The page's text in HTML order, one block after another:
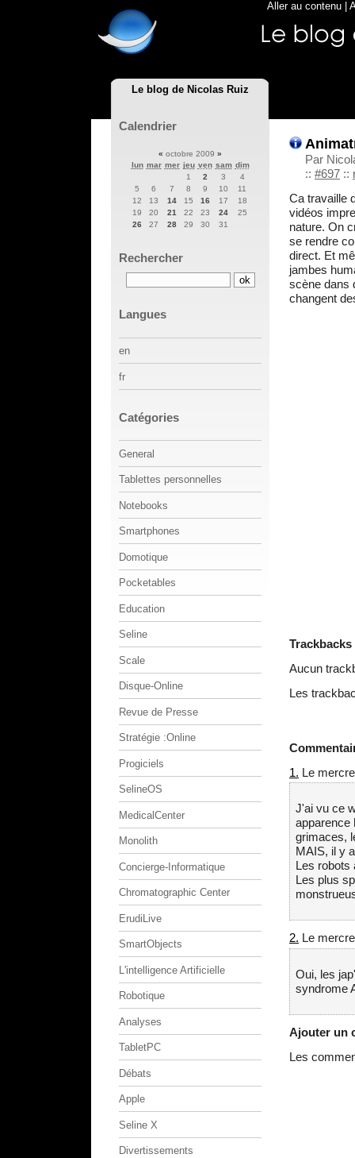
Le blog de Nicolas Ruiz
Aller au contenu
Par
:: #697 ::
Ca travaille
vidéos
nature. On
se rendre
direct. Et
jambes
scène dans
changent
Trackbacks
Aucun
Les
1. Le
J'ai vu ce
apparence
grimaces,
MAIS, il y
Les robots
Les plus
2. Le
Oui, les
syndrome
Ajouter un
Les
Calendrier
« octobre 2009 »
lun mar mer jeu ven sam dim
1
2 3
4
5
6 7 8 9 10
11
12
13 14 15 16 17
18
19
20 21 22 23 24
25
26
27 28 29 30 31
Rechercher
Langues
en
fr
Catégories
General
Tablettes personnelles
Notebooks
Smartphones
Domotique
Pocketables
Education
Seline
Scale
Disque-Online
Revue de Presse
Stratégie :Online
Progiciels
SelineOS
MedicalCenter
Monolith
Concierge-Informatique
Chromatographic Center
ErudiLive
SmartObjects
L'intelligence Artificielle
Robotique
Analyses
TabletPC
Débats
Apple
Seline X
Divertissements